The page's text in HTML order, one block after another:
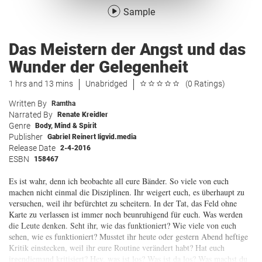
Sample
Das Meistern der Angst und das
Wunder der Gelegenheit
1 hrs and 13 mins Unabridged (0 Ratings)
Written By Ramtha
Narrated By Renate Kreidler
Genre Body, Mind & Spirit
Publisher Gabriel Reinert ligvid.media
Release Date 2-4-2016
ESBN 158467
Es ist wahr, denn ich beobachte all eure Bänder. So viele von euch
machen nicht einmal die Disziplinen. Ihr weigert euch, es überhaupt zu
versuchen, weil ihr befürchtet zu scheitern. In der Tat, das Feld ohne
Karte zu verlassen ist immer noch beunruhigend für euch. Was werden
die Leute denken. Seht ihr, wie das funktioniert? Wie viele von euch
sehen, wie es funktioniert? Musstet ihr heute oder gestern Abend heftige
Kritik einstecken, weil ihr eure Routine verändert habt? Hat euch
irgendjemand kritisiert? Hey, was ist los? Was ist da los? Was machst du